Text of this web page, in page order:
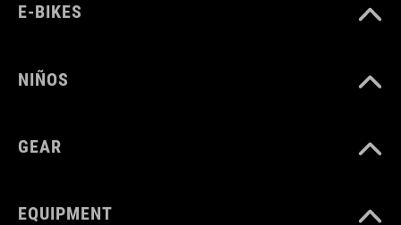
E-BIKES
NIÑOS
GEAR
EQUIPMENT